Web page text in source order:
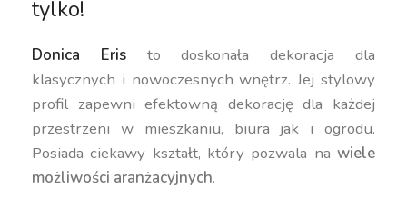
tylko!
Donica Eris to doskonała dekoracja dla
klasycznych i nowoczesnych wnętrz. Jej stylowy
profil zapewni efektowną dekorację dla każdej
przestrzeni w mieszkaniu, biura jak i ogrodu.
Posiada ciekawy kształt, który pozwala na wiele
możliwości aranżacyjnych.